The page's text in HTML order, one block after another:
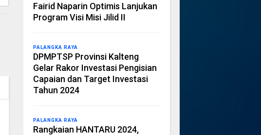
Fairid Naparin Optimis Lanjukan
Program Visi Misi Jilid II
PALANGKA RAYA
DPMPTSP Provinsi Kalteng
Gelar Rakor Investasi Pengisian
Capaian dan Target Investasi
Tahun 2024
PALANGKA RAYA
Rangkaian HANTARU 2024,